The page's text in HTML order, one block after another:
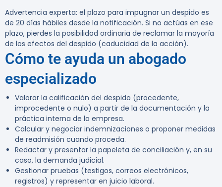
Advertencia experta: el plazo para impugnar un despido es
de 20 días hábiles desde la notificación. Si no actúas en ese
plazo, pierdes la posibilidad ordinaria de reclamar la mayoría
de los efectos del despido (caducidad de la acción).
Cómo te ayuda un abogado
especializado
Valorar la calificación del despido (procedente,
improcedente o nulo) a partir de la documentación y la
práctica interna de la empresa.
Calcular y negociar indemnizaciones o proponer medidas
de readmisión cuando proceda.
Redactar y presentar la papeleta de conciliación y, en su
caso, la demanda judicial.
Gestionar pruebas (testigos, correos electrónicos,
registros) y representar en juicio laboral.